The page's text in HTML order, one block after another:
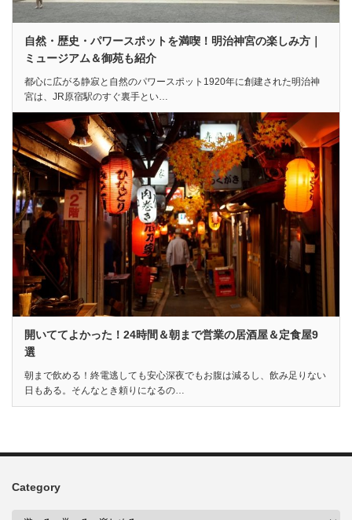
自然・歴史・パワースポットを満喫！明治神宮の楽しみ方｜
ミュージアム＆御苑も紹介
都心に広がる静寂と自然のパワースポット1920年に創建された明治神
宮は、JR原宿駅のすぐ裏手とい…
開いててよかった！24時間＆朝まで営業の居酒屋＆定食屋9
選
朝まで飲める！終電逃しても安心深夜でもお腹は減るし、飲み足りない
日もある。そんなとき頼りになるの…
Category